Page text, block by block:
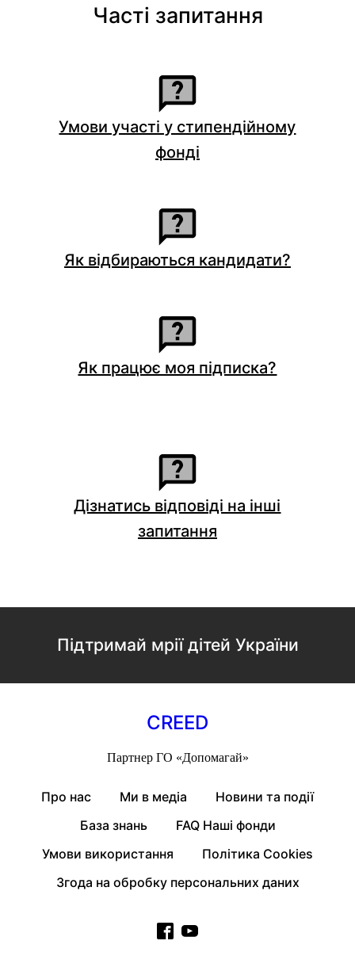
Часті запитання
Умови участі у стипендійному
фонді
Як відбираються кандидати?
Як працює моя підписка?
Дізнатись відповіді на інші
запитання
Підтримай мрії дітей України
CREED
Партнер ГО «Допомагай»
Про нас Ми в медіа
Новини та події
База знань
FAQ Наші фонди
Умови використання
Політика Cookies
Згода на обробку персональних даних